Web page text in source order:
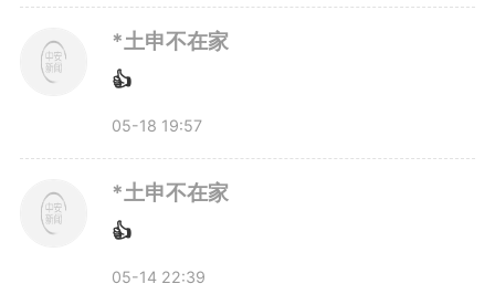
成本，每一道都是坎。公司先后请
来多支博士团队，历时三年，终于
攻克核心工艺。如今，单台设备每
分钟生产30多支吸管，单支成本压
到4分钱，与塑料吸管基本持平。
*土申不在家
👍
05-18 19:57
*土申不在家
👍
05-14 22:39